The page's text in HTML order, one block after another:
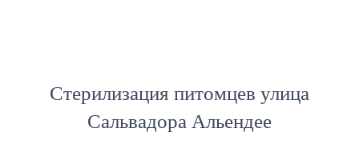
Стерилизация питомцев улица
Сальвадора Альендее